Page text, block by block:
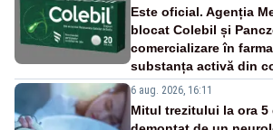
Este oficial. Agenția
blocat Colebil și
comercializare în
substanța activă din
6 aug. 2026, 16:11
Mitul trezitului la ora 5